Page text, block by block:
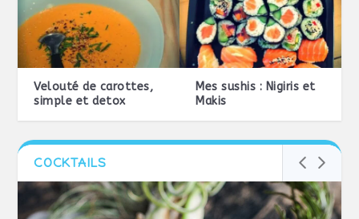
Velouté de carottes,
simple et detox
Mes sushis : Nigiris et
Makis
COCKTAILS